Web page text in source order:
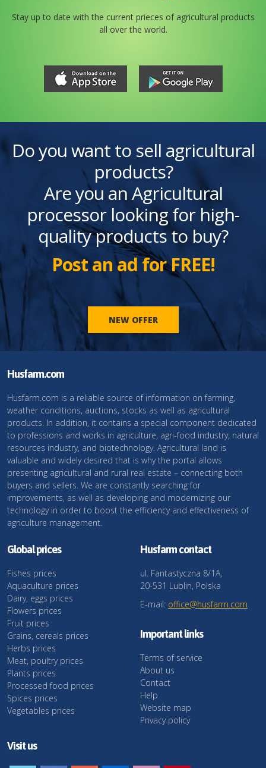
Stay up to date with the current prieces of agricultural products
all over the world.
Do you want to sell agricultural
products?
Are you an Agricultural
processor looking for high-
quality products to buy?
Post an ad for FREE!
NEW OFFER
Husfarm.com
Husfarm.com is a reliable source of information on farming,
weather conditions, auctions, stocks as well as agricultural
products. In addition, it contains a special component dedicated
to professions and works in agriculture, agri-food industry, natural
resources industry, and biotechnology. Agricultural land is
valuable and widely desired that is why the portal allows
presenting agricultural and rural real estate – connecting both
buyers and sellers. We are constantly searching for
improvements, as well as developing and modernizing our
technology in order to boost the efficiency and effectiveness of
agriculture management.
Global prices
Fishes prices
Aquaculture prices
Dairy, eggs prices
Flowers prices
Fruit prices
Grains, cereals prices
Herbs prices
Meat, poultry prices
Plants prices
Processed food prices
Spices prices
Vegetables prices
Husfarm contact
ul. Fantastyczna 8/1A,
20-531 Lublin, Polska
E-mail: office@husfarm.com
Important links
Terms of service
About us
Contact
Help
Website map
Privacy policy
Visit us